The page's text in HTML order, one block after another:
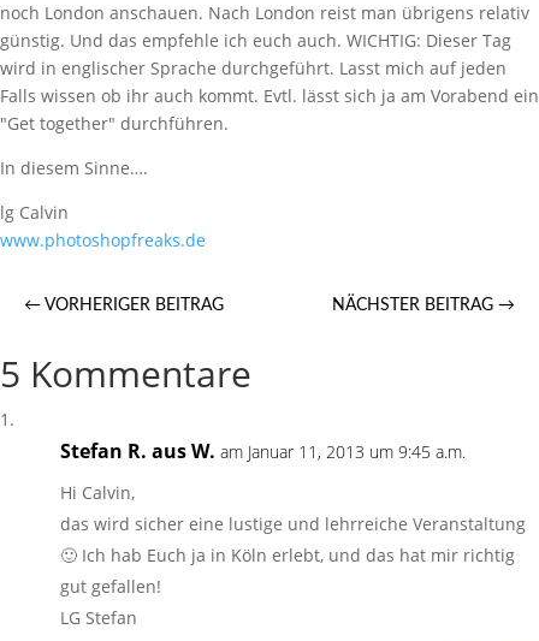
noch London anschauen. Nach London reist man übrigens relativ
günstig. Und das empfehle ich euch auch. WICHTIG: Dieser Tag
wird in englischer Sprache durchgeführt. Lasst mich auf jeden
Falls wissen ob ihr auch kommt. Evtl. lässt sich ja am Vorabend ein
"Get together" durchführen.
In diesem Sinne….
lg Calvin
www.photoshopfreaks.de
← VORHERIGER BEITRAG NÄCHSTER BEITRAG →
5 Kommentare
Stefan R. aus W. am Januar 11, 2013 um 9:45 a.m.
Hi Calvin,
das wird sicher eine lustige und lehrreiche Veranstaltung
🙂 Ich hab Euch ja in Köln erlebt, und das hat mir richtig
gut gefallen!
LG Stefan